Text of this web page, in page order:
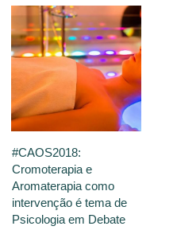
#CAOS2018:
Cromoterapia e
Aromaterapia como
intervenção é tema de
Psicologia em Debate